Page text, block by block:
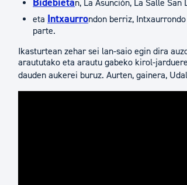
n, La Asunción, La Salle
eta Intxaurrondon berriz,
parte.
Ikasturtean zehar sei lan-saio egin dira
araututako eta arautu gabeko kirol-
dauden aukerei buruz. Aurten, gainera,